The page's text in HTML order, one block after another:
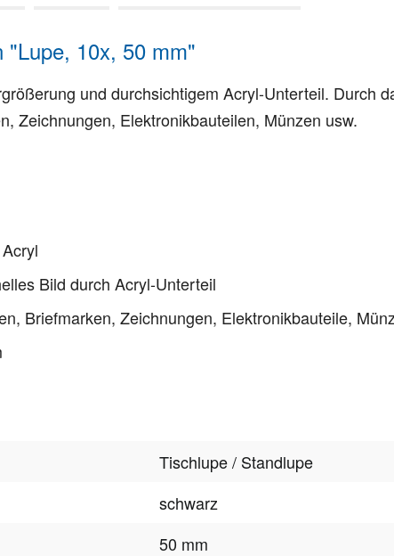
"Lupe, 10x, 50 mm"
und durchsichtigem Acryl-Unterteil.
Zeichnungen, Elektronikbauteilen, Münzen usw.
Bild durch Acryl-Unterteil
Briefmarken, Zeichnungen, Elektronikbauteile,
Tischlupe / Standlupe
schwarz
50 mm